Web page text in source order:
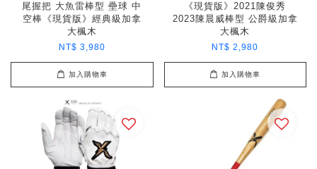
尾握把 大魚雷棒型 壘球 中
空棒《現貨版》經典級加拿
大楓木
NT$ 3,980
加入購物車
《現貨版》2021陳俊秀
2023陳晨威棒型 公爵級加拿
大楓木
NT$ 2,980
加入購物車